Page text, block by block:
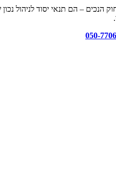
– הם תנאי יסוד לניהול נכון
050-